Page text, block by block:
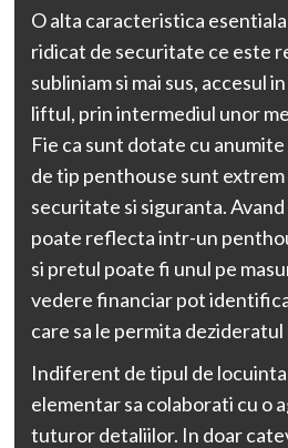
O alta caracteristica
ridicat de securitate ce este
subliniam si mai sus, accesul
liftul, prin intermediul unor
Fie ca sunt dotate cu
de tip penthouse sunt
securitate si siguranta.
poate reflecta intr-un
si pretul poate fi unul pe
vedere financiar pot
care sa le permita
Indiferent de tipul de
elementar sa colaborati cu o
tuturor detaliilor. In doar